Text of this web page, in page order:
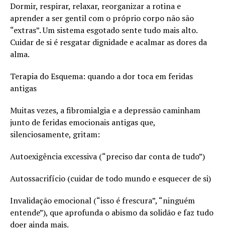
Dormir, respirar, relaxar, reorganizar a rotina e
aprender a ser gentil com o próprio corpo não são
“extras”. Um sistema esgotado sente tudo mais alto.
Cuidar de si é resgatar dignidade e acalmar as dores da
alma.
Terapia do Esquema: quando a dor toca em feridas
antigas
Muitas vezes, a fibromialgia e a depressão caminham
junto de feridas emocionais antigas que,
silenciosamente, gritam:
Autoexigência excessiva (“preciso dar conta de tudo”)
Autossacrifício (cuidar de todo mundo e esquecer de si)
Invalidação emocional (“isso é frescura”, “ninguém
entende”), que aprofunda o abismo da solidão e faz tudo
doer ainda mais.